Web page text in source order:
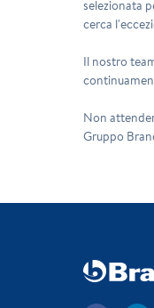
selezionata
cerca
Il nostro
Non
Gruppo